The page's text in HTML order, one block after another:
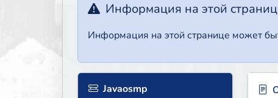
Информация на этой
Информация на этой странице может
Javaosmp